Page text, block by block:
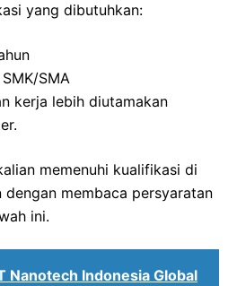
yang dibutuhkan:
SMA
kerja lebih diutamakan
memenuhi kualifikasi di
dengan membaca persyaratan
ini.
Nanotech Indonesia Global